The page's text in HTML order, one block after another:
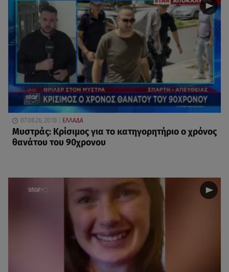
07.08.26, 20:18 ΕΛΛΑΔΑ
Μυστράς: Κρίσιμος για το κατηγορητήριο ο χρόνος
θανάτου του 90χρονου